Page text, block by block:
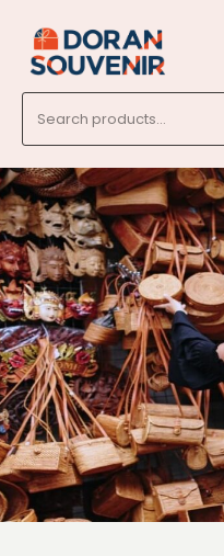
for: